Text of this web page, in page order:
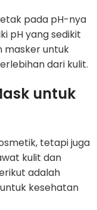
pada pH-nya
pH yang sedikit
masker untuk
dari kulit.
untuk
tetapi juga
kulit dan
adalah
kesehatan